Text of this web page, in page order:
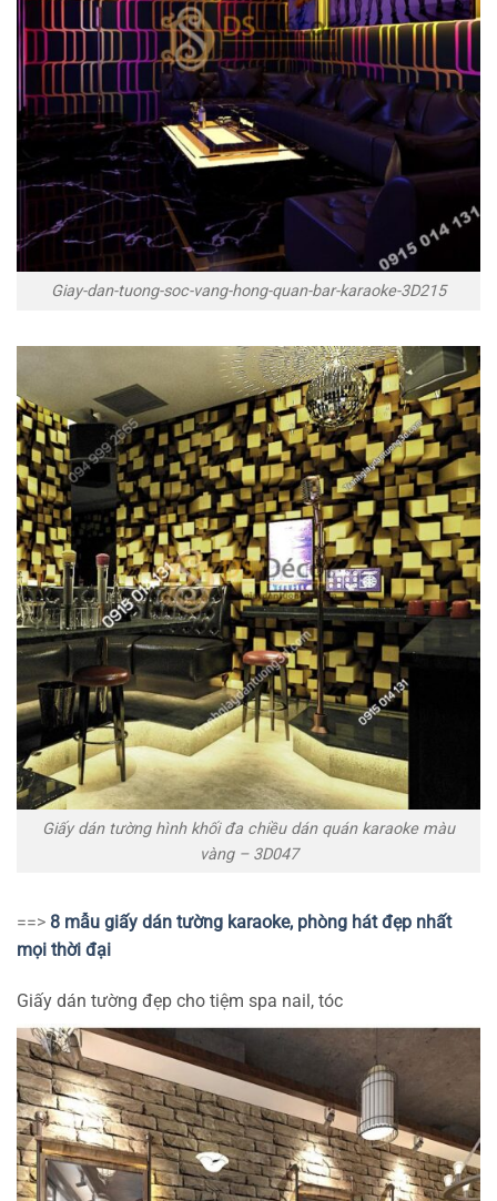
Giay-dan-tuong-soc-vang-hong-quan-bar-karaoke-3D215
Giấy dán tường hình khối đa chiều dán quán karaoke màu
vàng – 3D047
==> 8 mẫu giấy dán tường karaoke, phòng hát đẹp nhất
mọi thời đại
Giấy dán tường đẹp cho tiệm spa nail, tóc